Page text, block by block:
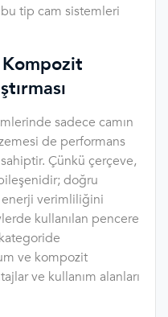
tip cam sistemleri
sadece camın
de performans
Çünkü çerçeve,
doğru
verimliliğini
kullanılan pencere
ve kompozit
ve kullanım alanları